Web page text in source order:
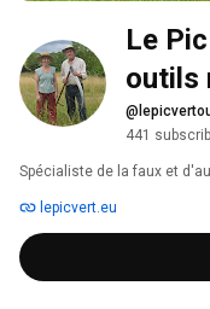
Le
outils
441
Spécialiste de la faux et
lepicvert.eu